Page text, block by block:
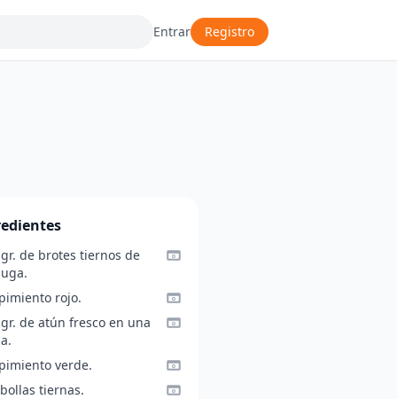
Entrar Registro
de brotes tiernos de
rojo.
de atún fresco en una
verde.
tiernas.